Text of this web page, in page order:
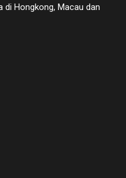
di Hongkong, Macau dan